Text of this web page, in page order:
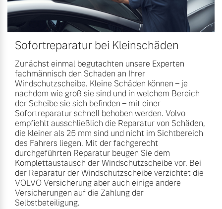
Die Neuwagenalternative
Mehr erfahren
Editionsmodelle
Jetzt kennenlernen
Mehr erfahren
Frühjahrscheck
Entdecken Sie unsere
Mehr erfahren
Finanzierung & Leasing
Versicherung
Sofortreparatur bei Kleinschäden
Zunächst einmal begutachten unsere Experten
fachmännisch den Schaden an Ihrer
Windschutzscheibe. Kleine Schäden können – je
nachdem wie groß sie sind und in welchem Bereich
der Scheibe sie sich befinden – mit einer
Sofortreparatur schnell behoben werden. Volvo
empfiehlt ausschließlich die Reparatur von Schäden,
die kleiner als 25 mm sind und nicht im Sichtbereich
des Fahrers liegen. Mit der fachgerecht
durchgeführten Reparatur beugen Sie dem
Komplettaustausch der Windschutzscheibe vor. Bei
der Reparatur der Windschutzscheibe verzichtet die
VOLVO Versicherung aber auch einige andere
Versicherungen auf die Zahlung der
Selbstbeteiligung.